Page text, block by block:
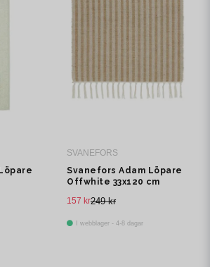
SVANEFORS
Svanefors Adam Löpare
Offwhite 33x120 cm
249 kr
157 kr
I webblager - 4-8 dagar